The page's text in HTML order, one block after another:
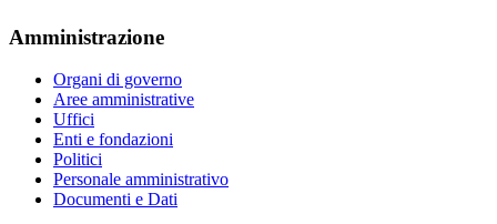
Amministrazione
Organi di governo
Aree amministrative
Uffici
Enti e fondazioni
Politici
Personale amministrativo
Documenti e Dati